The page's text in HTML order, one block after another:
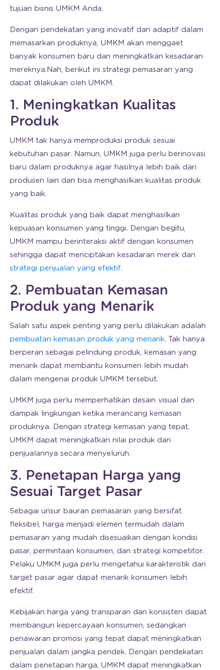
tujuan bisnis UMKM Anda.
Dengan pendekatan yang inovatif dan adaptif dalam
memasarkan produknya, UMKM akan menggaet
banyak konsumen baru dan meningkatkan kesadaran
mereknya.Nah, berikut ini strategi pemasaran yang
dapat dilakukan oleh UMKM.
1. Meningkatkan Kualitas
Produk
UMKM tak hanya memproduksi produk sesuai
kebutuhan pasar. Namun, UMKM juga perlu berinovasi
baru dalam produknya agar hasilnya lebih baik dari
produsen lain dan bisa menghasilkan kualitas produk
yang baik.
Kualitas produk yang baik dapat menghasilkan
kepuasan konsumen yang tinggi. Dengan begitu,
UMKM mampu berinteraksi aktif dengan konsumen
sehingga dapat menciptakan kesadaran merek dan
strategi penjualan yang efektif.
2. Pembuatan Kemasan
Produk yang Menarik
Salah satu aspek penting yang perlu dilakukan adalah
pembuatan kemasan produk yang menarik. Tak hanya
berperan sebagai pelindung produk, kemasan yang
menarik dapat membantu konsumen lebih mudah
dalam mengenai produk UMKM tersebut.
UMKM juga perlu memperhatikan desain visual dan
dampak lingkungan ketika merancang kemasan
produknya. Dengan strategi kemasan yang tepat,
UMKM dapat meningkatkan nilai produk dan
penjualannya secara menyeluruh.
3. Penetapan Harga yang
Sesuai Target Pasar
Sebagai unsur bauran pemasaran yang bersifat
fleksibel, harga menjadi elemen termudah dalam
pemasaran yang mudah disesuaikan dengan kondisi
pasar, permintaan konsumen, dan strategi kompetitor.
Pelaku UMKM juga perlu mengetahui karakteristik dari
target pasar agar dapat menarik konsumen lebih
efektif.
Kebijakan harga yang transparan dan konsisten dapat
membangun kepercayaan konsumen, sedangkan
penawaran promosi yang tepat dapat meningkatkan
penjualan dalam jangka pendek. Dengan pendekatan
dalam penetapan harga, UMKM dapat meningkatkan